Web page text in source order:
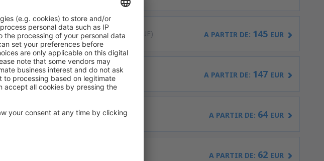
desdePuerto del Rosario, Fuerteventura (FUE) A PARTIR DE: 145 EUR
desdeLas Palmas, Gran Canaria (LPA) A PARTIR DE: 147 EUR
desdeIbiza, Ibiza (IBZ) A PARTIR DE: 64 EUR
A PARTIR DE: 62 EUR